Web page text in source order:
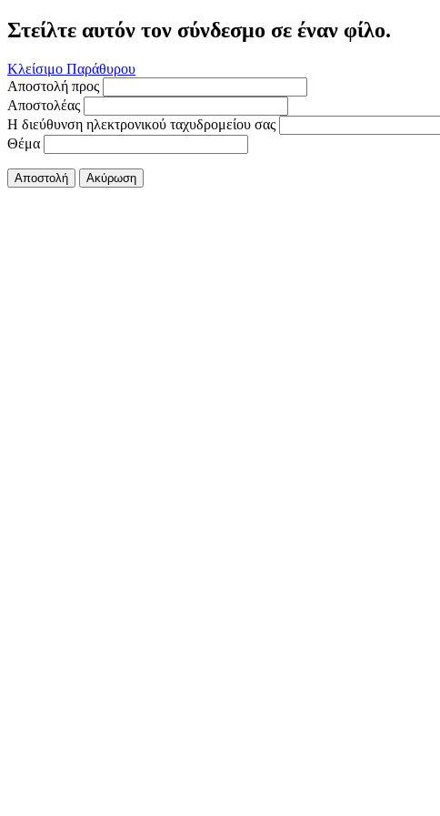
Στείλτε αυτόν τον σύνδεσμο σε έναν φίλο.
Κλείσιμο Παράθυρου
Αποστολή προς
Αποστολέας
Η διεύθυνση ηλεκτρονικού ταχυδρομείου σας
Θέμα
Αποστολή Ακύρωση